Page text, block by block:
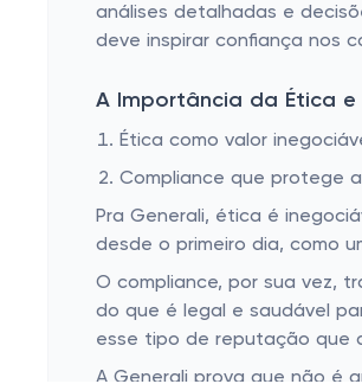
análises detalhadas e
deve inspirar confiança nos
A Importância da Ética
Ética como valor
Compliance que protege
Pra Generali, ética é
desde o primeiro dia, como
O compliance, por sua vez,
do que é legal e saudável
esse tipo de reputação que
A Generali prova que não é